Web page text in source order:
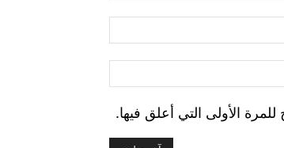
الإلكتروني:*
الأولى التي أعلق فيها.